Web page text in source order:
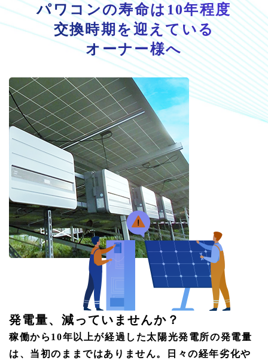
パワコンの寿命は10年程度
交換時期を迎えている
オーナー様へ
発電量、減っていませんか？
稼働から10年以上が経過した太陽光発電所の発電量
は、当初のままではありません。日々の経年劣化や